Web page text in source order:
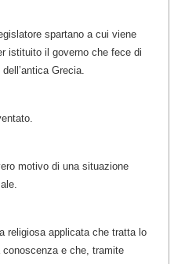
spartano a cui viene
istituito il governo che fece di
Grecia.
motivo di una situazione
religiosa applicata che tratta lo
conoscenza e che, tramite